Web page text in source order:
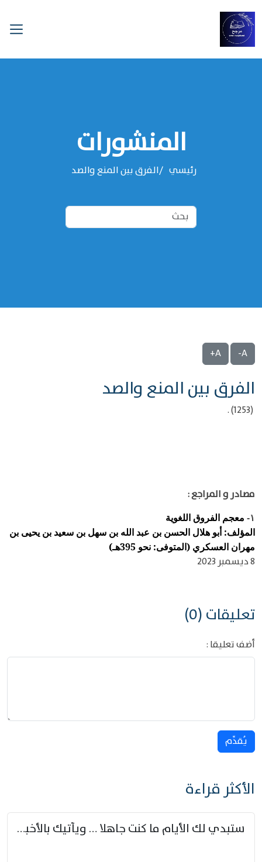
المنشورات
رئيسي الفرق بين المنع والصد
A-
A+
الفرق بين المنع والصد
(1253) .
مصادر و المراجع :
١-
معجم الفروق اللغوية
المؤلف: أبو هلال الحسن بن عبد الله بن سهل بن سعيد بن يحيى بن
مهران العسكري (المتوفى: نحو 395هـ)
8 ديسمبر 2023
تعليقات (0)
أضف تعليقا :
يُقدِّم
الأكثر قراءة
ستبدي لك الأيام ما كنت جاهلا … ويأتيك بالأخبار من لم تزوّد